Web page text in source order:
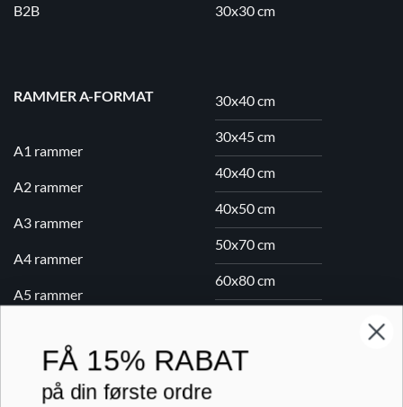
B2B 30x30 cm
RAMMER A-FORMAT
A1 rammer
A2 rammer
A3 rammer
A4 rammer
A5 rammer
30x40 cm
30x45 cm
40x40 cm
40x50 cm
50x70 cm
60x80 cm
Printogrammer.dk · Navervej 21 · 8382 Hinnerup · CVR 40736166 ·
(+45) 8844 1630 · kundeservice@printogrammer.dk
FÅ 15% RABAT
på din første ordre